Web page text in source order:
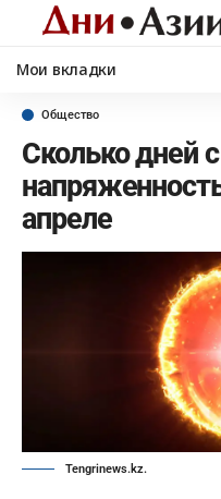
Мои вкладки
Общество
Сколько дней
апреле
Tengrinews.kz.